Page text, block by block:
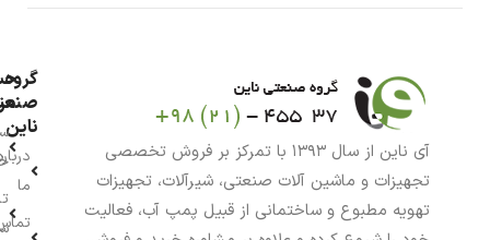
آی ناین از سال ۱۳۹۳ با تمرکز بر فروش تخصصی
تجهیزات و ماشین آلات صنعتی، شیرآلات، تجهیزات
تهویه مطبوع و ساختمانی از قبیل پمپ آب، فعالیت
گروه
ناین
ما